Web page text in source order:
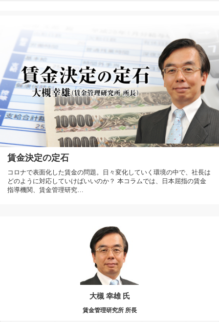
賃金決定の定石
コロナで表面化した賃金の問題。日々変化していく環境の中で、社長は
どのように対応していけばいいのか？ 本コラムでは、日本屈指の賃金
指導機関、賃金管理研究…
大槻 幸雄 氏
賃金管理研究所 所長